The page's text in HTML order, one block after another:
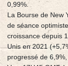
0,99%.
La Bourse de New
de séance
croissance depuis
Unis en 2021
progressé de